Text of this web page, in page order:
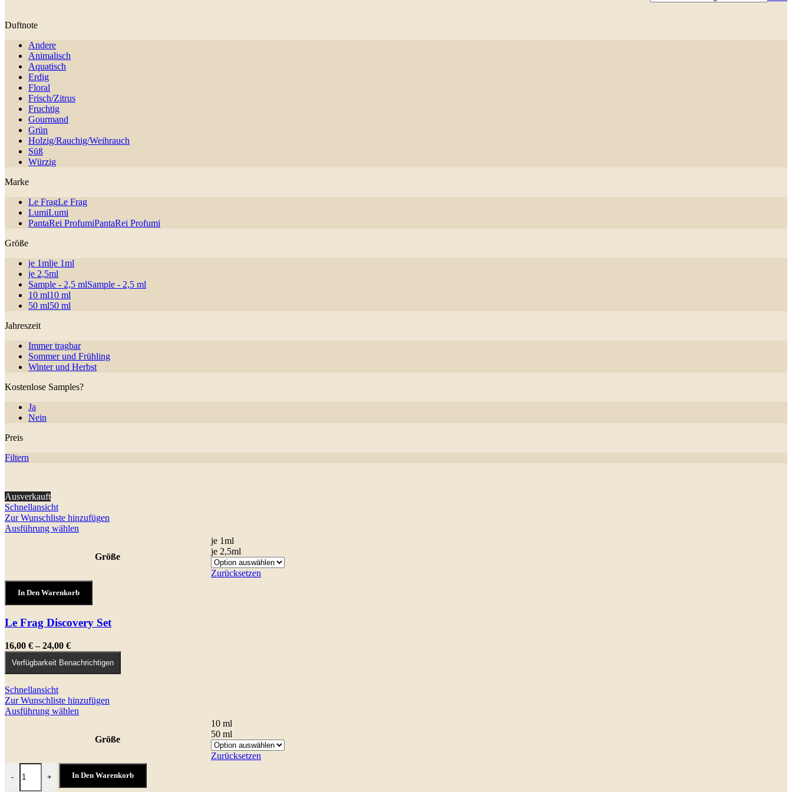
Duftnote
Andere
Animalisch
Aquatisch
Erdig
Floral
Frisch/Zitrus
Fruchtig
Gourmand
Grün
Holzig/Rauchig/Weihrauch
Süß
Würzig
Marke
Le FragLe Frag
LumiLumi
PantaRei ProfumiPantaRei Profumi
Größe
je 1mlje 1ml
je 2,5ml
Sample - 2,5 mlSample - 2,5 ml
10 ml10 ml
50 ml50 ml
Jahreszeit
Immer tragbar
Sommer und Frühling
Winter und Herbst
Kostenlose Samples?
Ja
Nein
Preis
Filtern
Ausverkauft
Schnellansicht
Zur Wunschliste hinzufügen
Ausführung wählen
mehrere
auf.
Die
Optionen
auf
gewählt
werden
Größe
je 1ml
je 2,5ml
Zurücksetzen
In Den Warenkorb
Le Frag Discovery Set
16,00 € –24,00 €Preisspanne:
16,00 €
bis
24,00 €
Verfügbarkeit Benachrichtigen
Schnellansicht
Zur Wunschliste hinzufügen
Ausführung wählen
mehrere
auf.
Die
Optionen
Größe
10 ml
50 ml
Zurücksetzen
-
Concipio Menge
+ In Den Warenkorb